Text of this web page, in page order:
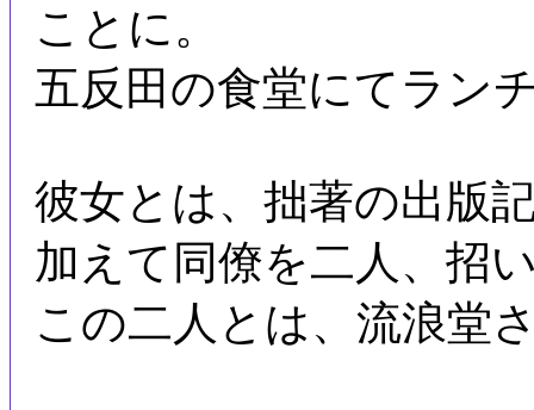
ことに。
五反田の食堂にてラン
彼女とは、拙著の出版
加えて同僚を二人、招
この二人とは、流浪堂